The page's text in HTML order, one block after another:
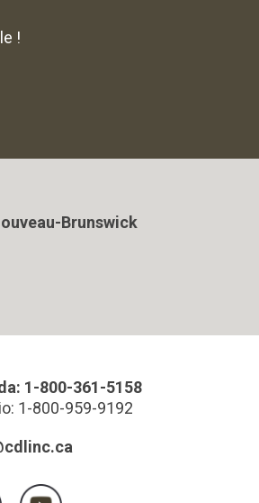
!
Brunswick
1-800-361-5158
1-800-959-9192